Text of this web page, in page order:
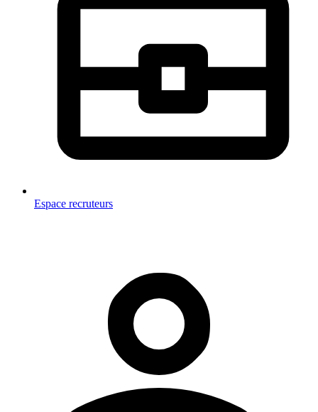
Espace recruteurs